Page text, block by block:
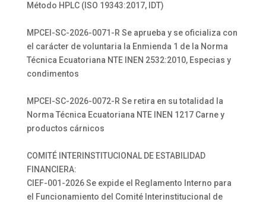
Método HPLC (ISO 19343:2017, IDT)
MPCEI-SC-2026-0071-R Se aprueba y se oficializa con
el carácter de voluntaria la Enmienda 1 de la Norma
Técnica Ecuatoriana NTE INEN 2532:2010, Especias y
condimentos
MPCEI-SC-2026-0072-R Se retira en su totalidad la
Norma Técnica Ecuatoriana NTE INEN 1217 Carne y
productos cárnicos
COMITÉ INTERINSTITUCIONAL DE ESTABILIDAD
FINANCIERA:
CIEF-001-2026 Se expide el Reglamento Interno para
el Funcionamiento del Comité Interinstitucional de